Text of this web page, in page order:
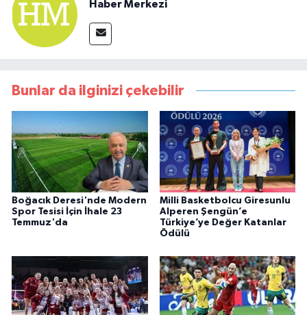
Haber Merkezi
Bunlar da ilginizi çekebilir
Boğacık Deresi'nde Modern
Spor Tesisi İçin İhale 23
Temmuz'da
Milli Basketbolcu Giresunlu
Alperen Şengün’e
Türkiye’ye Değer Katanlar
Ödülü